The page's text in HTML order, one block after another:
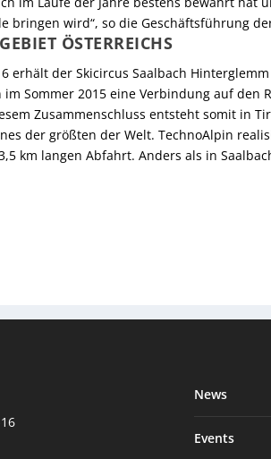
bringen wird“, so die Geschäftsführung
ÖSTERREICHS
erhält der Skicircus Saalbach
Sommer 2015 eine Verbindung auf den
Zusammenschluss entsteht somit in
der größten der Welt. TechnoAlpin
km ­langen Abfahrt. Anders als in
News
Events